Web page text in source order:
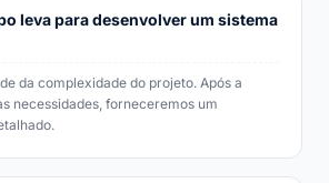
leva para desenvolver um sistema
da complexidade do projeto. Após a
necessidades, forneceremos um